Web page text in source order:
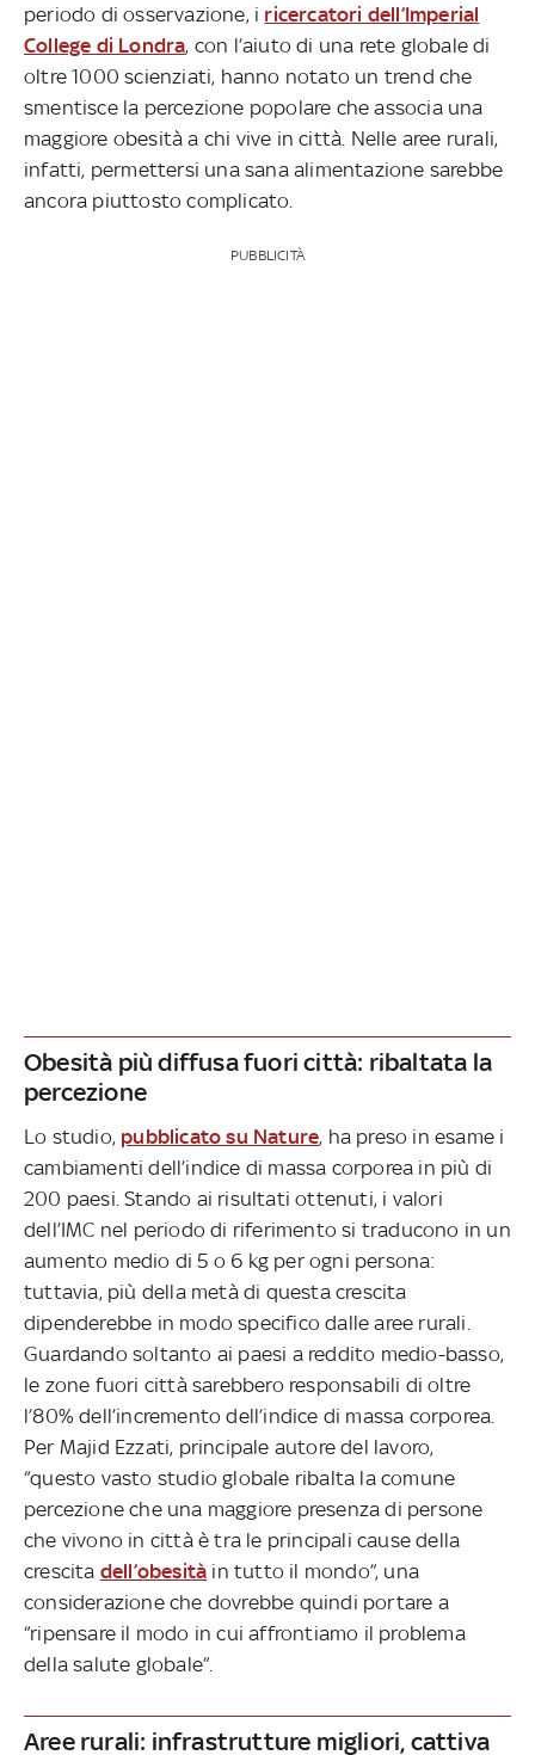
periodo di osservazione, i ricercatori dell’Imperial
College di Londra, con l’aiuto di una rete globale di
oltre 1000 scienziati, hanno notato un trend che
smentisce la percezione popolare che associa una
maggiore obesità a chi vive in città. Nelle aree rurali,
infatti, permettersi una sana alimentazione sarebbe
ancora piuttosto complicato.
PUBBLICITÀ
Obesità più diffusa fuori città: ribaltata la
percezione
Lo studio, pubblicato su Nature, ha preso in esame i
cambiamenti dell’indice di massa corporea in più di
200 paesi. Stando ai risultati ottenuti, i valori
dell’IMC nel periodo di riferimento si traducono in un
aumento medio di 5 o 6 kg per ogni persona:
tuttavia, più della metà di questa crescita
dipenderebbe in modo specifico dalle aree rurali.
Guardando soltanto ai paesi a reddito medio-basso,
le zone fuori città sarebbero responsabili di oltre
l’80% dell’incremento dell’indice di massa corporea.
Per Majid Ezzati, principale autore del lavoro,
“questo vasto studio globale ribalta la comune
percezione che una maggiore presenza di persone
che vivono in città è tra le principali cause della
crescita dell’obesità in tutto il mondo”, una
considerazione che dovrebbe quindi portare a
“ripensare il modo in cui affrontiamo il problema
della salute globale”.
Aree rurali: infrastrutture migliori, cattiva